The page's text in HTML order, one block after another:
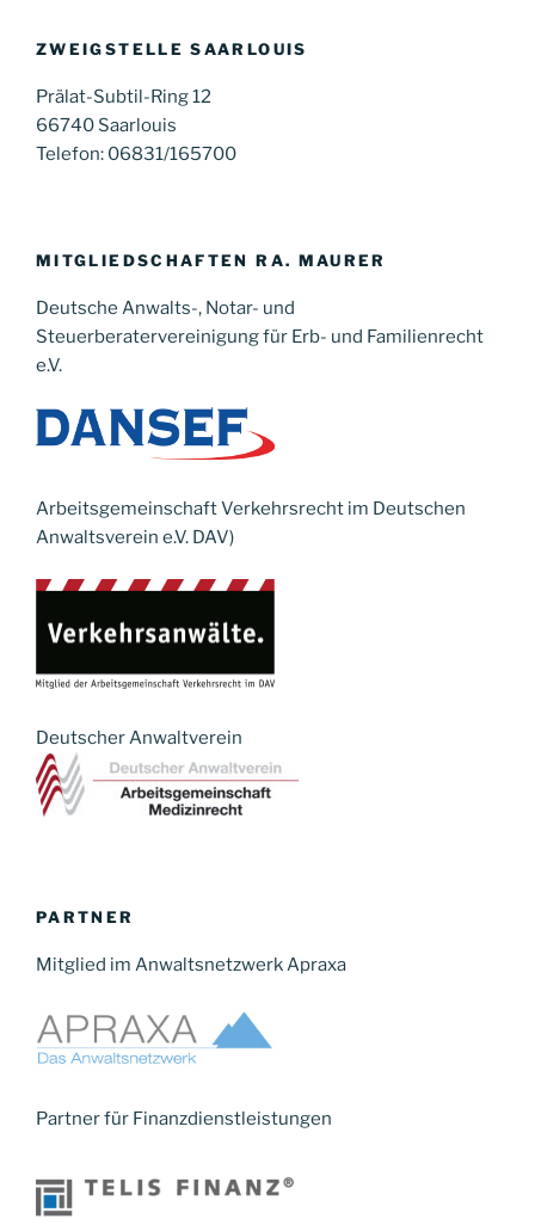
ZWEIGSTELLE SAARLOUIS
Prälat-Subtil-Ring 12
66740 Saarlouis
Telefon: 06831/165700
MITGLIEDSCHAFTEN RA. MAURER
Deutsche Anwalts-, Notar- und
Steuerberatervereinigung für Erb- und Familienrecht
e.V.
Arbeitsgemeinschaft Verkehrsrecht im Deutschen
Anwaltsverein e.V. DAV)
Deutscher Anwaltverein
PARTNER
Mitglied im Anwaltsnetzwerk Apraxa
Partner für Finanzdienstleistungen